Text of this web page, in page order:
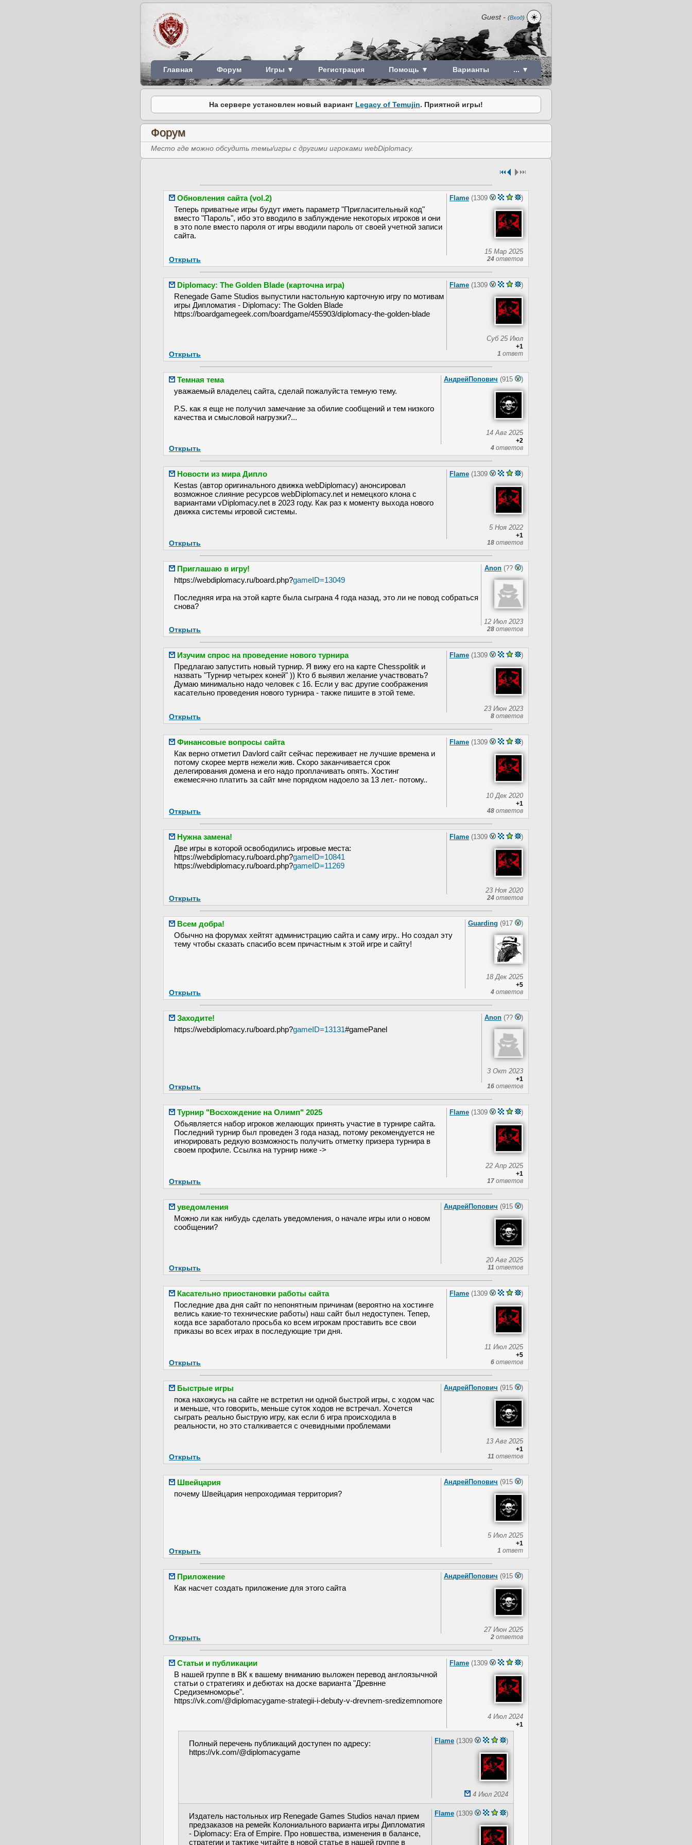
Guest- (Вход) ☀️
Главная Форум Игры ▼ Регистрация Помощь ▼ Варианты ... ▼
На сервере установлен новый вариант Legacy of Temujin. Приятной игры!
Форум
Место где можно обсудить темы/игры с другими игроками webDiplomacy.
Flame (1309 )
15 Мар 2025
Обновления сайта (vol.2)
Теперь приватные игры будут иметь параметр "Пригласительный код"
вместо "Пароль", ибо это вводило в заблуждение некоторых игроков и они
в это поле вместо пароля от игры вводили пароль от своей учетной записи
сайта.
24 ответов
Открыть
Flame (1309 )
Суб 25 Июл
+1
Diplomacy: The Golden Blade (карточна игра)
Renegade Game Studios выпустили настольную карточную игру по мотивам
игры Дипломатия - Diplomacy: The Golden Blade
https://boardgamegeek.com/boardgame/455903/diplomacy-the-golden-blade
1 ответ
Открыть
АндрейПопович (915 )
14 Авг 2025
+2
Темная тема
уважаемый владелец сайта, сделай пожалуйста темную тему.
P.S. как я еще не получил замечание за обилие сообщений и тем низкого
качества и смысловой нагрузки?...
4 ответов
Открыть
Flame (1309 )
5 Ноя 2022
+1
Новости из мира Дипло
Kestas (автор оригинального движка webDiplomacy) анонсировал
возможное слияние ресурсов webDiplomacy.net и немецкого клона с
вариантами vDiplomacy.net в 2023 году. Как раз к моменту выхода нового
движка системы игровой системы.
18 ответов
Открыть
Anon (?? )
12 Июл 2023
Приглашаю в игру!
https://webdiplomacy.ru/board.php?gameID=13049
Последняя игра на этой карте была сыграна 4 года назад, это ли не повод собраться
снова?
28 ответов
Открыть
Flame (1309 )
23 Июн 2023
Изучим спрос на проведение нового турнира
Предлагаю запустить новый турнир. Я вижу его на карте Chesspolitik и
назвать "Турнир четырех коней" )) Кто б выявил желание участвовать?
Думаю минимально надо человек с 16. Если у вас другие соображения
касательно проведения нового турнира - также пишите в этой теме.
8 ответов
Открыть
Flame (1309 )
10 Дек 2020
+1
Финансовые вопросы сайта
Как верно отметил Davlord сайт сейчас переживает не лучшие времена и
потому скорее мертв нежели жив. Скоро заканчивается срок
делегирования домена и его надо проплачивать опять. Хостинг
ежемесячно платить за сайт мне порядком надоело за 13 лет.- потому..
48 ответов
Открыть
Flame (1309 )
23 Ноя 2020
Нужна замена!
Две игры в которой освободились игровые места:
https://webdiplomacy.ru/board.php?gameID=10841
https://webdiplomacy.ru/board.php?gameID=11269
24 ответов
Открыть
Guarding (917 )
18 Дек 2025
+5
Всем добра!
Обычно на форумах хейтят администрацию сайта и саму игру.. Но создал эту
тему чтобы сказать спасибо всем причастным к этой игре и сайту!
4 ответов
Открыть
Anon (?? )
3 Окт 2023
+1
Заходите!
https://webdiplomacy.ru/board.php?gameID=13131#gamePanel
16 ответов
Открыть
Flame (1309 )
22 Апр 2025
+1
Турнир "Восхождение на Олимп" 2025
Обьявляется набор игроков желающих принять участие в турнире сайта.
Последний турнир был проведен 3 года назад, потому рекомендуется не
игнорировать редкую возможность получить отметку призера турнира в
своем профиле. Ссылка на турнир ниже ->
17 ответов
Открыть
АндрейПопович (915 )
20 Авг 2025
уведомления
Можно ли как нибудь сделать уведомления, о начале игры или о новом
сообщении?
11 ответов
Открыть
Flame (1309 )
11 Июл 2025
+5
Касательно приостановки работы сайта
Последние два дня сайт по непонятным причинам (вероятно на хостинге
велись какие-то технические работы) наш сайт был недоступен. Тепер,
когда все заработало просьба ко всем игрокам проставить все свои
приказы во всех играх в последующие три дня.
6 ответов
Открыть
АндрейПопович (915 )
13 Авг 2025
+1
Быстрые игры
пока нахожусь на сайте не встретил ни одной быстрой игры, с ходом час
и меньше, что говорить, меньше суток ходов не встречал. Хочется
сыграть реально быструю игру, как если б игра происходила в
реальности, но это сталкивается с очевидными проблемами
11 ответов
Открыть
АндрейПопович (915 )
5 Июл 2025
+1
Швейцария
почему Швейцария непроходимая территория?
1 ответ
Открыть
АндрейПопович (915 )
27 Июн 2025
Приложение
Как насчет создать приложение для этого сайта
2 ответов
Открыть
Flame (1309 )
4 Июл 2024
+1
Статьи и публикации
В нашей группе в ВК к вашему вниманию выложен перевод англоязычной
статьи о стратегиях и дебютах на доске варианта "Древнне
Средиземноморье".
https://vk.com/@diplomacygame-strategii-i-debuty-v-drevnem-sredizemnomore
Flame (1309 )
4 Июл 2024
Полный перечень публикаций доступен по адресу:
https://vk.com/@diplomacygame
Flame (1309 )
Издатель настольных игр Renegade Games Studios начал прием
предзаказов на ремейк Колониального варианта игры Дипломатия
- Diplomacy: Era of Empire. Про новшества, изменения в балансе,
стратегии и тактике читайте в новой статье в нашей группе в